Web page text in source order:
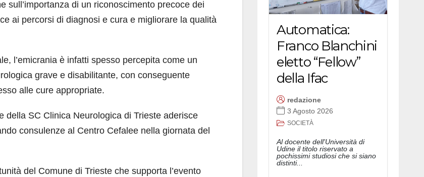
sull’importanza di un riconoscimento precoce dei
ai percorsi di diagnosi e cura e migliorare la qualità
l’emicrania è infatti spesso percepita come un
grave e disabilitante, con conseguente
alle cure appropriate.
della SC Clinica Neurologica di Trieste aderisce
consulenze al Centro Cefalee nella giornata del
del Comune di Trieste che supporta l’evento
Automatica:
Franco Blanchini
eletto “Fellow”
della Ifac
redazione
3 Agosto 2026
SOCIETÀ
Al docente dell'Università di
Udine il titolo riservato a
pochissimi studiosi che si siano
distinti...